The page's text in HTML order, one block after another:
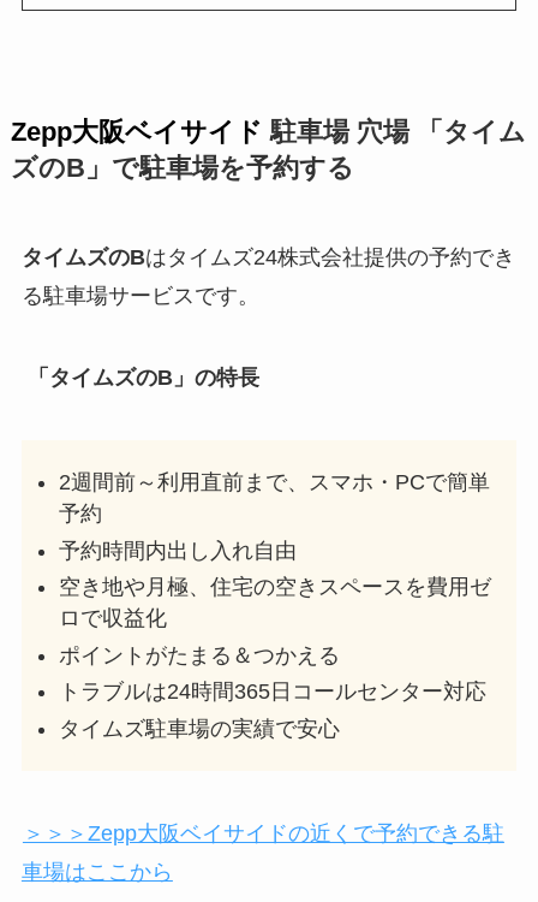
Zepp大阪ベイサイド 駐車場 穴場 「タイム
ズのB」で駐車場を予約する
タイムズのBはタイムズ24株式会社提供の予約でき
る駐車場サービスです。
「タイムズのB」の特長
2週間前～利用直前まで、スマホ・PCで簡単
予約
予約時間内出し入れ自由
空き地や月極、住宅の空きスペースを費用ゼ
ロで収益化
ポイントがたまる＆つかえる
トラブルは24時間365日コールセンター対応
タイムズ駐車場の実績で安心
＞＞＞Zepp大阪ベイサイドの近くで予約できる駐
車場はここから